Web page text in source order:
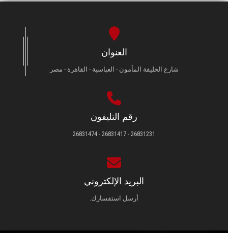
العنوان
شارع الخليفة المأمون - العباسية - القاهرة - مصر
رقم التليفون
26831231 - 26831417 - 26831474
البريد الإلكتروني
أرسل استفسارك.